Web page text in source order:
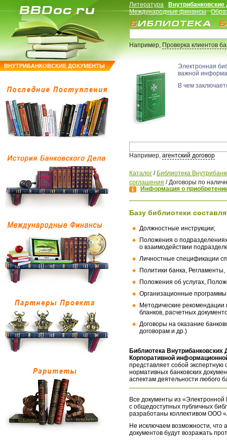
ВНУТРИБАНКОВСКИЕ ДОКУМЕНТЫ
Литература
Международные финансы
Например,Проверка клиентов
Электронная
важной
В чем
Например, агентский договор
Каталог / Библиотека
соглашения /Договоры по
Информация о
Базу библиотеки
Должностные инструкции;
Положения о
о взаимодействии
Личностные спецификации
Политики банка,
Положения об услугах,
Организационные
Методические
бланков, расчетных
Договоры на оказание
договорам и др.)
Библиотека
Корпоративной
представляет собой экспертную
нормативных банковских
аспектам деятельности любого
Все документы из «Электронной
с общедоступных публичных
разработаны коллективом ООО
Не исключаем возможности, что
документов будут возражать